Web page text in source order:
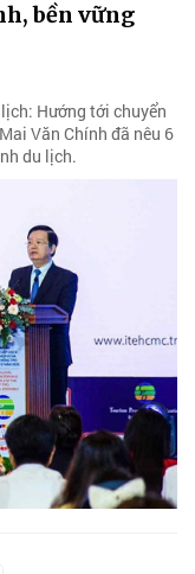
bền vững
Hướng tới chuyển
Văn Chính đã nêu 6
du lịch.